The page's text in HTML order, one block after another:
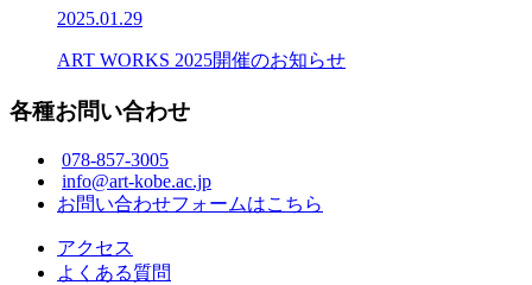
2025.01.29
ART WORKS 2025開催のお知らせ
各種お問い合わせ
078-857-3005
info@art-kobe.ac.jp
お問い合わせフォームはこちら
アクセス
よくある質問